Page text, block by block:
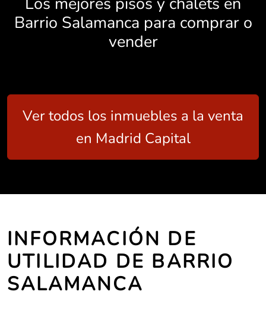
Barrio Salamanca para comprar o
vender
Ver todos los inmuebles a la venta
en Madrid Capital
INFORMACIÓN DE
UTILIDAD DE BARRIO
SALAMANCA